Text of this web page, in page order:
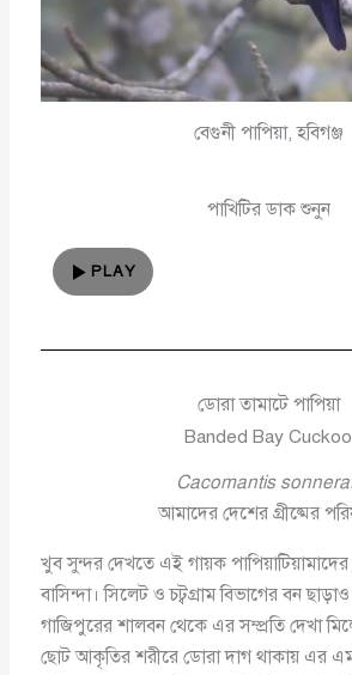
বেগুনী পাপিয়া, হবিগঞ্জ
পাখিটির ডাক শুনুন
PLAY
ডোরা তামাটে পাপিয়া
Banded Bay Cuckoo
Cacomantis
আমাদের দেশের গ্রীষ্মের
খুব সুন্দর দেখতে এই গায়ক
বাসিন্দা। সিলেট ও চট্বগ্রাম বিভাগের বন
গাজিপুরের শালবন থেকে এর সম্প্রতি দেখা
ছোট আকৃতির শরীরে ডোরা দাগ থাকায় এর